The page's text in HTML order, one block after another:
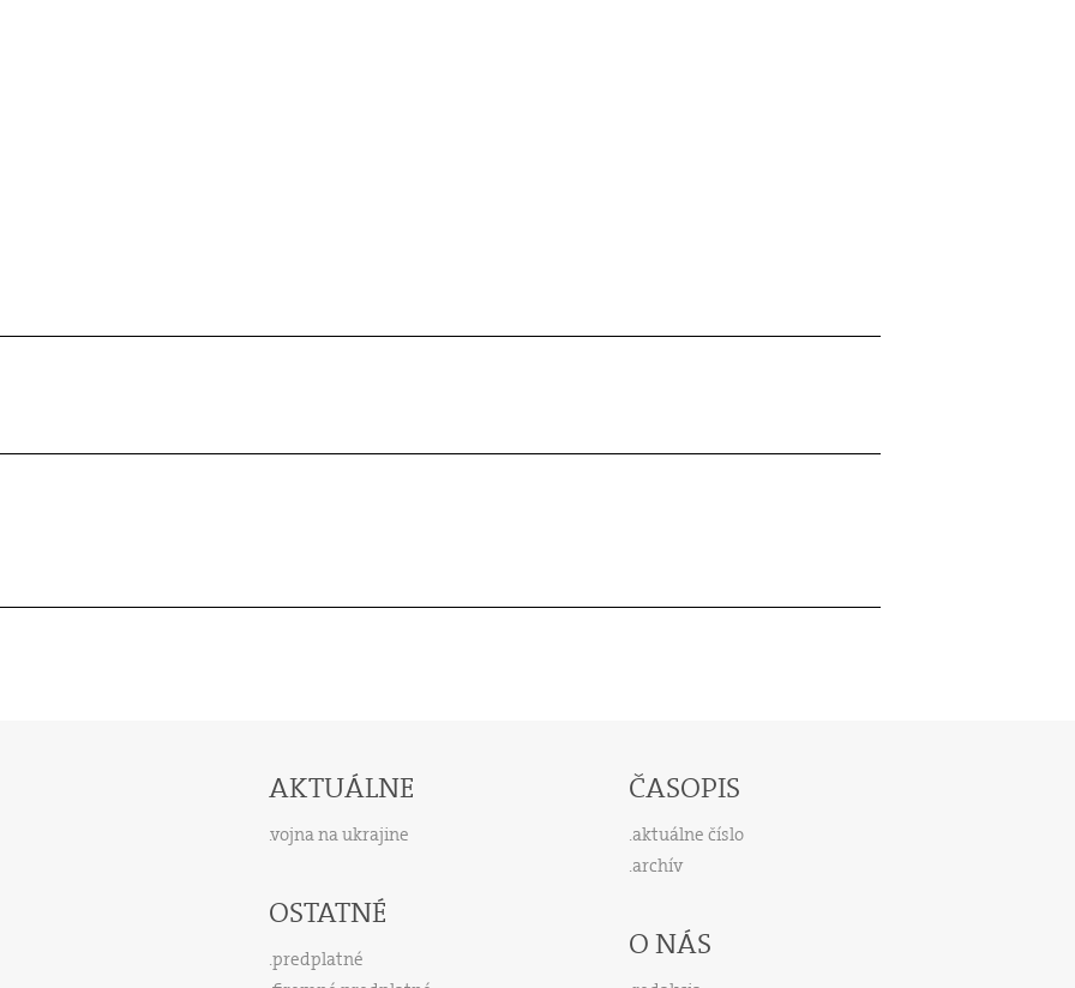
AKTUÁLNE
vojna na ukrajine
OSTATNÉ
predplatné
ČASOPIS
aktuálne číslo
archív
O NÁS